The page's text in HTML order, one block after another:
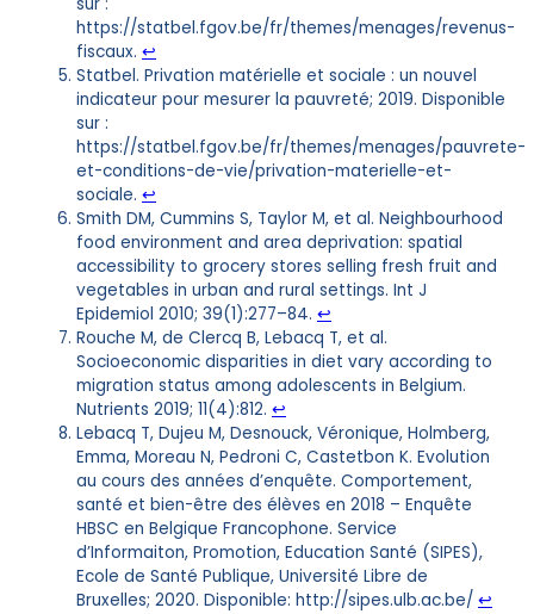
https://statbel.fgov.be/fr/themes/menages/revenus-
fiscaux. ↩︎
Statbel. Privation matérielle et sociale : un nouvel
indicateur pour mesurer la pauvreté; 2019. Disponible
sur :
https://statbel.fgov.be/fr/themes/menages/pauvrete-
et-conditions-de-vie/privation-materielle-et-
sociale. ↩︎
Smith DM, Cummins S, Taylor M, et al. Neighbourhood
food environment and area deprivation: spatial
accessibility to grocery stores selling fresh fruit and
vegetables in urban and rural settings. Int J
Epidemiol 2010; 39(1):277–84. ↩︎
Rouche M, de Clercq B, Lebacq T, et al.
Socioeconomic disparities in diet vary according to
migration status among adolescents in Belgium.
Nutrients 2019; 11(4):812. ↩︎
Lebacq T, Dujeu M, Desnouck, Véronique, Holmberg,
Emma, Moreau N, Pedroni C, Castetbon K. Evolution
au cours des années d’enquête. Comportement,
santé et bien-être des élèves en 2018 – Enquête
HBSC en Belgique Francophone. Service
d’Informaiton, Promotion, Education Santé (SIPES),
Ecole de Santé Publique, Université Libre de
Bruxelles; 2020. Disponible: http://sipes.ulb.ac.be/ ↩︎